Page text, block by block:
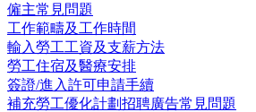
僱主常見問題
工作範疇及工作時間
輸入勞工工資及支薪方法
勞工住宿及醫療安排
簽證/進入許可申請手續
補充勞工優化計劃招聘廣告常見問題